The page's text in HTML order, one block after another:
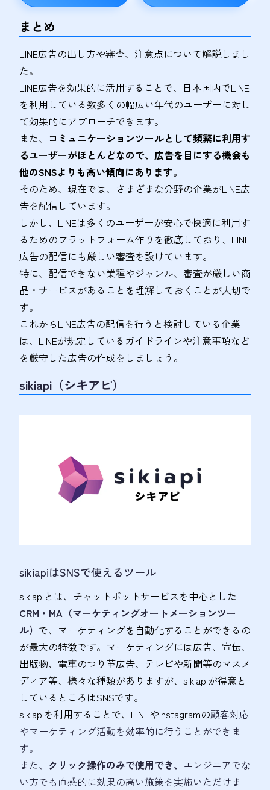
まとめ
LINE広告の出し方や審査、注意点について解説しまし
た。
LINE広告を効果的に活用することで、日本国内でLINE
を利用している数多くの幅広い年代のユーザーに対し
て効果的にアプローチできます。
また、 コミュニケーションツールとして頻繁に利用す
るユーザーがほとんどなので、広告を目にする機会も
他のSNSよりも高い傾向にあります。
そのため、現在では、さまざまな分野の企業がLINE広
告を配信しています。
しかし、LINEは多くのユーザーが安心で快適に利用す
るためのプラットフォーム作りを徹底しており、LINE
広告の配信にも厳しい審査を設けています。
特に、配信できない業種やジャンル、審査が厳しい商
品・サービスがあることを理解しておくことが大切で
す。
これからLINE広告の配信を行うと検討している企業
は、LINEが規定しているガイドラインや注意事項など
を厳守した広告の作成をしましょう。
sikiapi（シキアピ）
sikiapiはSNSで使えるツール
sikiapiとは、チャットボットサービスを中心とした
CRM・MA（マーケティングオートメーションツー
ル） で、マーケティングを自動化することができるの
が最大の特徴です。マーケティングには広告、宣伝、
出版物、電車のつり革広告、テレビや新聞等のマスメ
ディア等、様々な種類がありますが、sikiapiが得意と
しているところはSNSです。
sikiapiを利用することで、LINEやInstagramの顧客対応
やマーケティング活動を効率的に行うことができま
す。
また、 クリック操作のみで使用でき、 エンジニアでな
い方でも直感的に効果の高い施策を実施いただけま